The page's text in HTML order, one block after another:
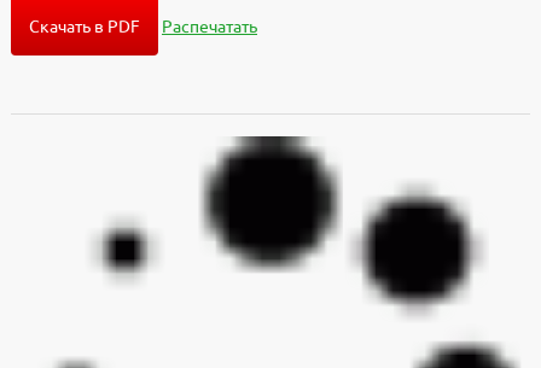
Скачать в PDF Распечатать